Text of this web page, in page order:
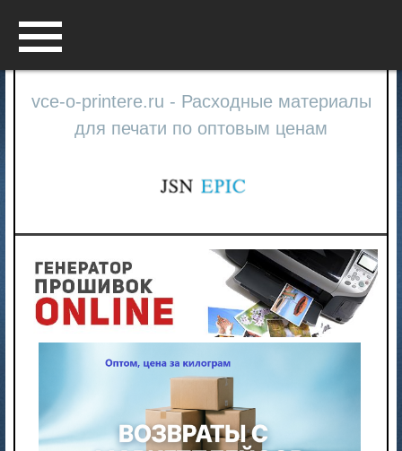
vce-o-printere.ru - Расходные материалы
для печати по оптовым ценам